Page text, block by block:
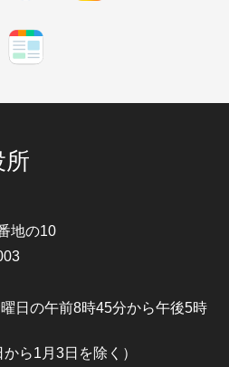
所
地の10
日の午前8時45分から午後5時
ら1月3日を除く）